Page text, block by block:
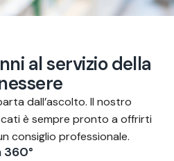
nni alservizio della
essere
dall’ascolto. Il nostro
è sempre pronto a offrirti
consiglio professionale.
360°